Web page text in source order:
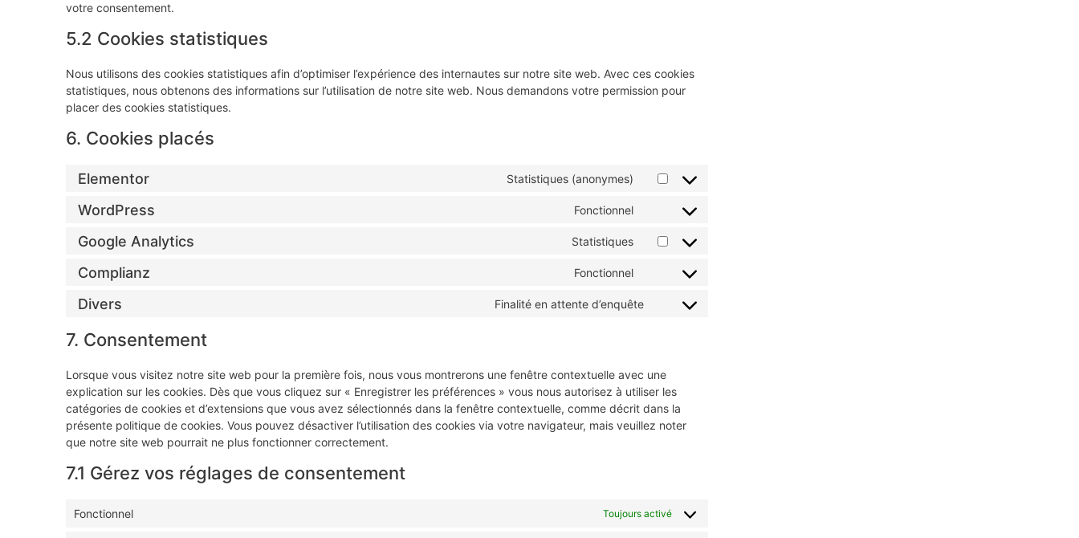
votre consentement.
5.2 Cookies statistiques
Nous utilisons des cookies statistiques afin d’optimiser l’expérience des internautes sur notre site web. Avec ces cookies
statistiques, nous obtenons des informations sur l’utilisation de notre site web. Nous demandons votre permission pour
placer des cookies statistiques.
6. Cookies placés
Elementor Statistiques (anonymes)
WordPress Fonctionnel
Google Analytics Statistiques
Complianz Fonctionnel
Divers Finalité en attente d’enquête
7. Consentement
Lorsque vous visitez notre site web pour la première fois, nous vous montrerons une fenêtre contextuelle avec une
explication sur les cookies. Dès que vous cliquez sur « Enregistrer les préférences » vous nous autorisez à utiliser les
catégories de cookies et d’extensions que vous avez sélectionnés dans la fenêtre contextuelle, comme décrit dans la
présente politique de cookies. Vous pouvez désactiver l’utilisation des cookies via votre navigateur, mais veuillez noter
que notre site web pourrait ne plus fonctionner correctement.
7.1 Gérez vos réglages de consentement
Fonctionnel Toujours activé